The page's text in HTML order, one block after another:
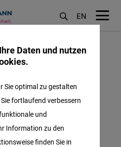
EN
CUP BELASTET
reist zur
Marokko
Western Africa
Daten und nutzen
Sie optimal zu gestalten
fortlaufend verbessern
und
Information zu den
finden Sie in